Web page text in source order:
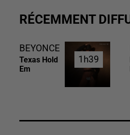
RÉCEMMENT
BEYONCE
Texas Hold
Em
1h39
1h39